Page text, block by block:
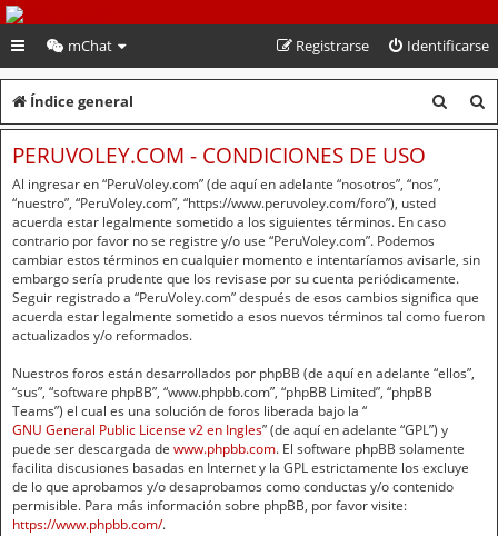
PeruVoley.com
mChat Identificarse
Registrarse
Índice general
u
u
r
PERUVOLEY.COM - CONDICIONES DE USO
Al ingresar en “PeruVoley.com” (de aquí en adelante “nosotros”, “nos”,
“nuestro”, “PeruVoley.com”, “https://www.peruvoley.com/foro”), usted
acuerda estar legalmente sometido a los siguientes términos. En caso
contrario por favor no se registre y/o use “PeruVoley.com”. Podemos
cambiar estos términos en cualquier momento e intentaríamos avisarle, sin
embargo sería prudente que los revisase por su cuenta periódicamente.
Seguir registrado a “PeruVoley.com” después de esos cambios significa que
acuerda estar legalmente sometido a esos nuevos términos tal como fueron
actualizados y/o reformados.
Nuestros foros están desarrollados por phpBB (de aquí en adelante “ellos”,
“sus”, “software phpBB”, “www.phpbb.com”, “phpBB Limited”, “phpBB
Teams”) el cual es una solución de foros liberada bajo la “
GNU General Public License v2 en Ingles” (de aquí en adelante “GPL”) y
puede ser descargada de www.phpbb.com. El software phpBB solamente
facilita discusiones basadas en Internet y la GPL estrictamente los excluye
de lo que aprobamos y/o desaprobamos como conductas y/o contenido
permisible. Para más información sobre phpBB, por favor visite:
https://www.phpbb.com/.